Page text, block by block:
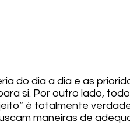
do dia a dia e as
si. Por outro lado,
é totalmente
maneiras de